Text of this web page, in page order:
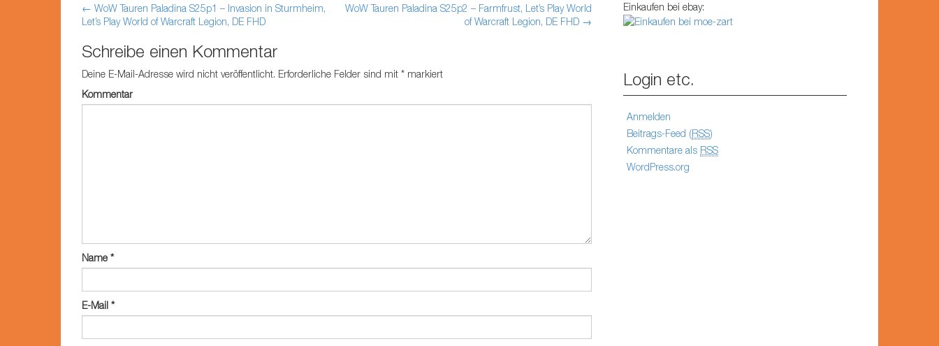
Artikel-Navigation
← WoW Tauren Paladina S25p1 – Invasion in Sturmheim,
Let’s Play World of Warcraft Legion, DE FHD
WoW Tauren Paladina S25p2 – Farmfrust, Let’s Play World
of Warcraft Legion, DE FHD →
Schreibe einen Kommentar
Deine E-Mail-Adresse wird nicht veröffentlicht. Erforderliche Felder sind mit * markiert
Kommentar
Name *
E-Mail *
Einkaufen bei ebay:
Login etc.
Anmelden
Beitrags-Feed (RSS)
Kommentare als RSS
WordPress.org